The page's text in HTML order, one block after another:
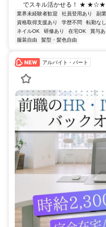
でスキル活かせる！
業界未経験者歓迎 社員登用あり 副
資格取得支援あり
学歴不問 転勤なし
ネイルOK
研修あり 在宅OK 賞与あ
服装自由
髪型・髪色自由
アルバイト・パート